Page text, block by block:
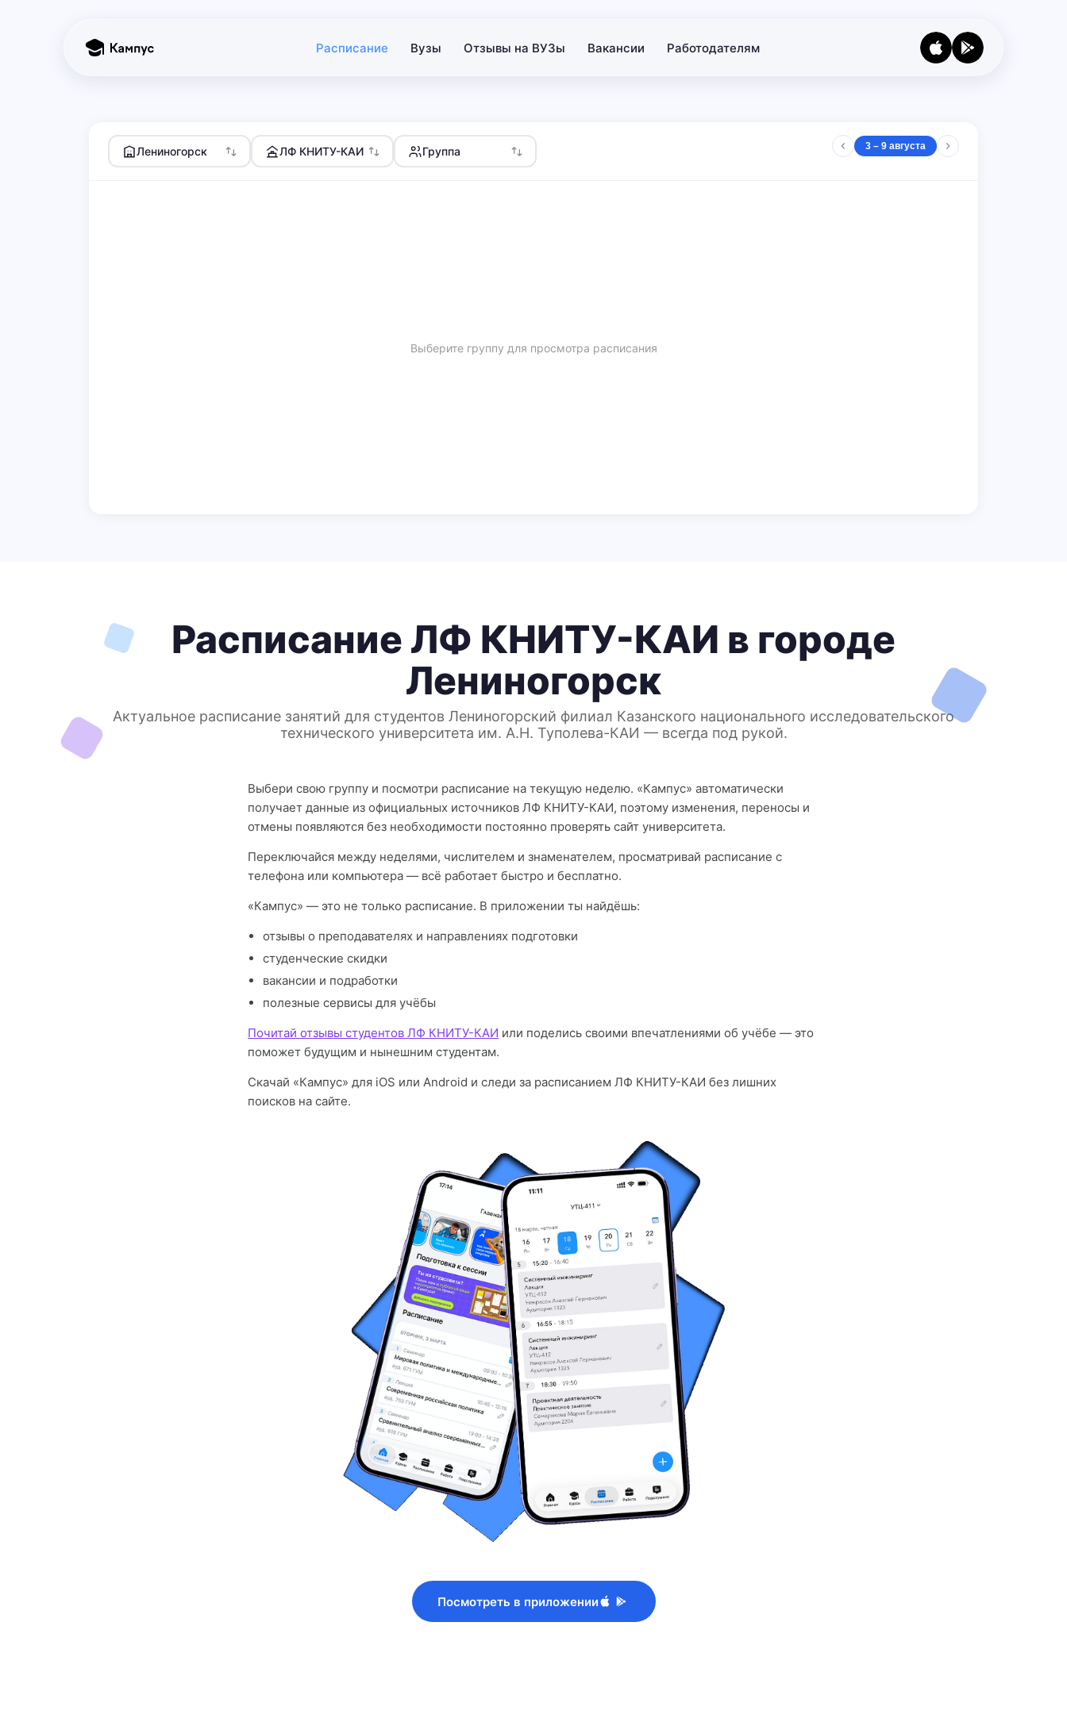
Расписание Вузы Отзывы на ВУЗы Вакансии Работодателям
Лениногорск ЛФ КНИТУ-КАИ Группа 3 – 9 августа
Выберите группу для просмотра расписания
Расписание ЛФ КНИТУ-КАИ в городе
Лениногорск
Актуальное расписание занятий для студентов Лениногорский филиал Казанского национального исследовательского
технического университета им. А.Н. Туполева-КАИ — всегда под рукой.
Выбери свою группу и посмотри расписание на текущую неделю. «Кампус» автоматически
получает данные из официальных источников ЛФ КНИТУ-КАИ, поэтому изменения, переносы и
отмены появляются без необходимости постоянно проверять сайт университета.
Переключайся между неделями, числителем и знаменателем, просматривай расписание с
телефона или компьютера — всё работает быстро и бесплатно.
«Кампус» — это не только расписание. В приложении ты найдёшь:
отзывы о преподавателях и направлениях подготовки
студенческие скидки
вакансии и подработки
полезные сервисы для учёбы
Почитай отзывы студентов ЛФ КНИТУ-КАИ или поделись своими впечатлениями об учёбе — это
поможет будущим и нынешним студентам.
Скачай «Кампус» для iOS или Android и следи за расписанием ЛФ КНИТУ-КАИ без лишних
поисков на сайте.
Посмотреть в приложении